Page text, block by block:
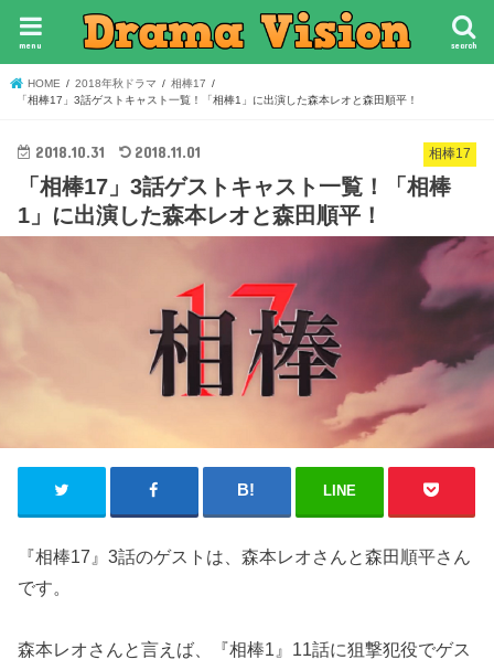
search
menu
HOME 2018年秋ドラマ
相棒17
「相棒17」3話ゲストキャスト一覧！「相棒1」に出演した森本レオと森田順平！
相棒17
2018.10.31 2018.11.01
「相棒17」3話ゲストキャスト一覧！「相棒
1」に出演した森本レオと森田順平！
LINE
『相棒17』3話のゲストは、森本レオさんと森田順平さん
です。
森本レオさんと言えば、『相棒1』11話に狙撃犯役でゲス